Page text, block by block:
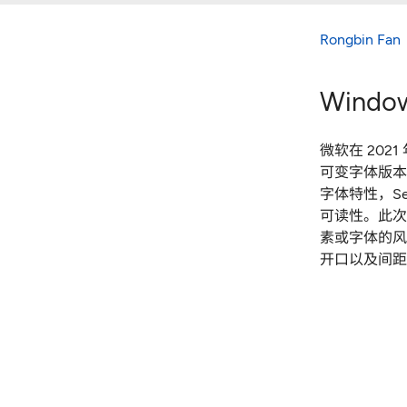
Rongbin Fan
微软在 2021
可变字体版本
字体特性，
可读性。
此
素或字体的
开口以及间